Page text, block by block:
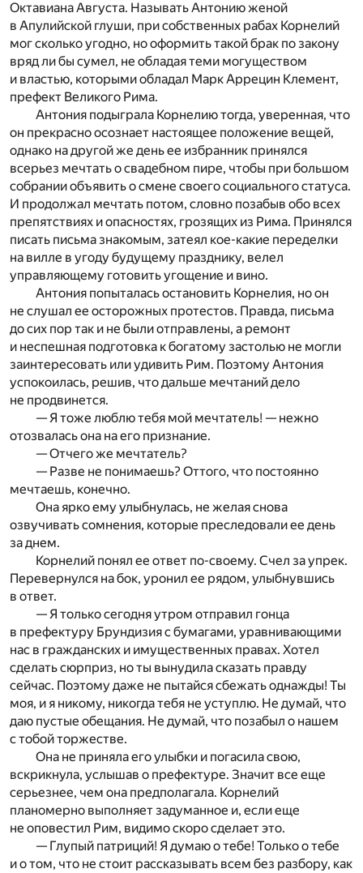
Октавиана Августа. Называть Антонию женой
в Апулийской глуши, при собственных рабах Корнелий
мог сколько угодно, но оформить такой брак по закону
вряд ли бы сумел, не обладая теми могуществом
и властью, которыми обладал Марк Аррецин Клемент,
префект Великого Рима.
Антония подыграла Корнелию тогда, уверенная, что
он прекрасно осознает настоящее положение вещей,
однако на другой же день ее избранник принялся
всерьез мечтать о свадебном пире, чтобы при большом
собрании объявить о смене своего социального статуса.
И продолжал мечтать потом, словно позабыв обо всех
препятствиях и опасностях, грозящих из Рима. Принялся
писать письма знакомым, затеял кое-какие переделки
на вилле в угоду будущему празднику, велел
управляющему готовить угощение и вино.
Антония попыталась остановить Корнелия, но он
не слушал ее осторожных протестов. Правда, письма
до сих пор так и не были отправлены, а ремонт
и неспешная подготовка к богатому застолью не могли
заинтересовать или удивить Рим. Поэтому Антония
успокоилась, решив, что дальше мечтаний дело
не продвинется.
— Я тоже люблю тебя мой мечтатель! — нежно
отозвалась она на его признание.
— Отчего же мечтатель?
— Разве не понимаешь? Оттого, что постоянно
мечтаешь, конечно.
Она ярко ему улыбнулась, не желая снова
озвучивать сомнения, которые преследовали ее день
за днем.
Корнелий понял ее ответ по-своему. Счел за упрек.
Перевернулся на бок, уронил ее рядом, улыбнувшись
в ответ.
— Я только сегодня утром отправил гонца
в префектуру Брундизия с бумагами, уравнивающими
нас в гражданских и имущественных правах. Хотел
сделать сюрприз, но ты вынудила сказать правду
сейчас. Поэтому даже не пытайся сбежать однажды! Ты
моя, и я никому, никогда тебя не уступлю. Не думай, что
даю пустые обещания. Не думай, что позабыл о нашем
с тобой торжестве.
Она не приняла его улыбки и погасила свою,
вскрикнула, услышав о префектуре. Значит все еще
серьезнее, чем она предполагала. Корнелий
планомерно выполняет задуманное и, если еще
не оповестил Рим, видимо скоро сделает это.
— Глупый патриций! Я думаю о тебе! Только о тебе
и о том, что не стоит рассказывать всем без разбору, как